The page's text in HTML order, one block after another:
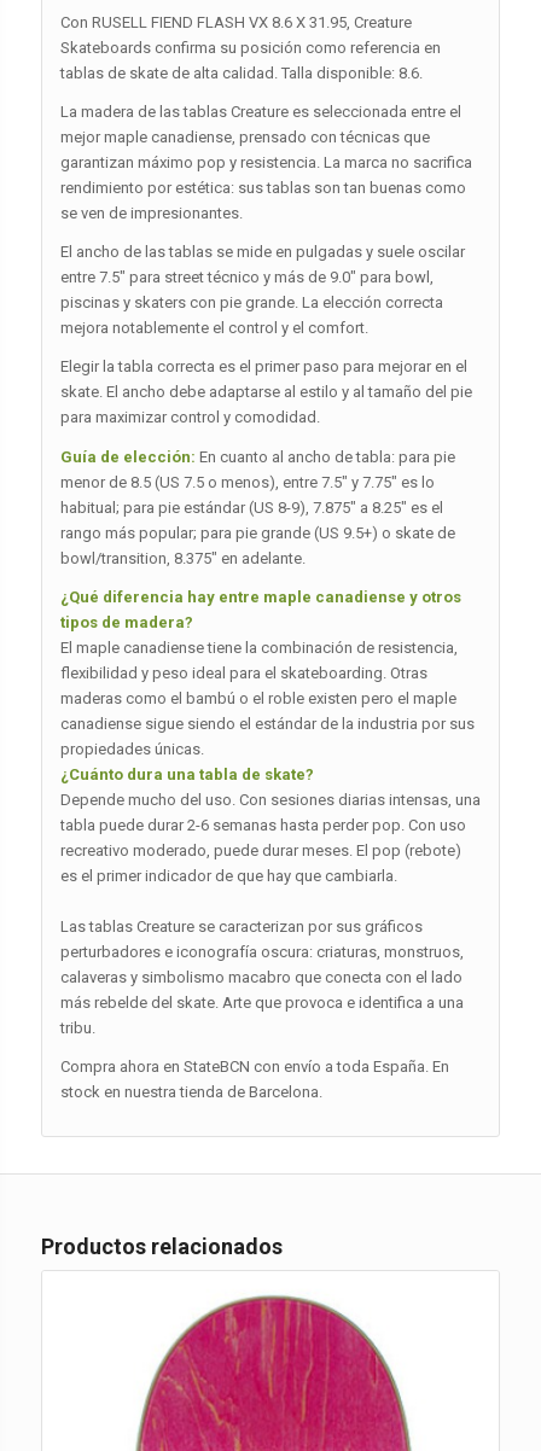
Con RUSELL FIEND FLASH VX 8.6 X 31.95, Creature
Skateboards confirma su posición como referencia en
tablas de skate de alta calidad. Talla disponible: 8.6.
La madera de las tablas Creature es seleccionada entre el
mejor maple canadiense, prensado con técnicas que
garantizan máximo pop y resistencia. La marca no sacrifica
rendimiento por estética: sus tablas son tan buenas como
se ven de impresionantes.
El ancho de las tablas se mide en pulgadas y suele oscilar
entre 7.5″ para street técnico y más de 9.0″ para bowl,
piscinas y skaters con pie grande. La elección correcta
mejora notablemente el control y el comfort.
Elegir la tabla correcta es el primer paso para mejorar en el
skate. El ancho debe adaptarse al estilo y al tamaño del pie
para maximizar control y comodidad.
Guía de elección: En cuanto al ancho de tabla: para pie
menor de 8.5 (US 7.5 o menos), entre 7.5″ y 7.75″ es lo
habitual; para pie estándar (US 8-9), 7.875″ a 8.25″ es el
rango más popular; para pie grande (US 9.5+) o skate de
bowl/transition, 8.375″ en adelante.
¿Qué diferencia hay entre maple canadiense y otros
tipos de madera?
El maple canadiense tiene la combinación de resistencia,
flexibilidad y peso ideal para el skateboarding. Otras
maderas como el bambú o el roble existen pero el maple
canadiense sigue siendo el estándar de la industria por sus
propiedades únicas.
¿Cuánto dura una tabla de skate?
Depende mucho del uso. Con sesiones diarias intensas, una
tabla puede durar 2-6 semanas hasta perder pop. Con uso
recreativo moderado, puede durar meses. El pop (rebote)
es el primer indicador de que hay que cambiarla.
Las tablas Creature se caracterizan por sus gráficos
perturbadores e iconografía oscura: criaturas, monstruos,
calaveras y simbolismo macabro que conecta con el lado
más rebelde del skate. Arte que provoca e identifica a una
tribu.
Compra ahora en StateBCN con envío a toda España. En
stock en nuestra tienda de Barcelona.
Productos relacionados